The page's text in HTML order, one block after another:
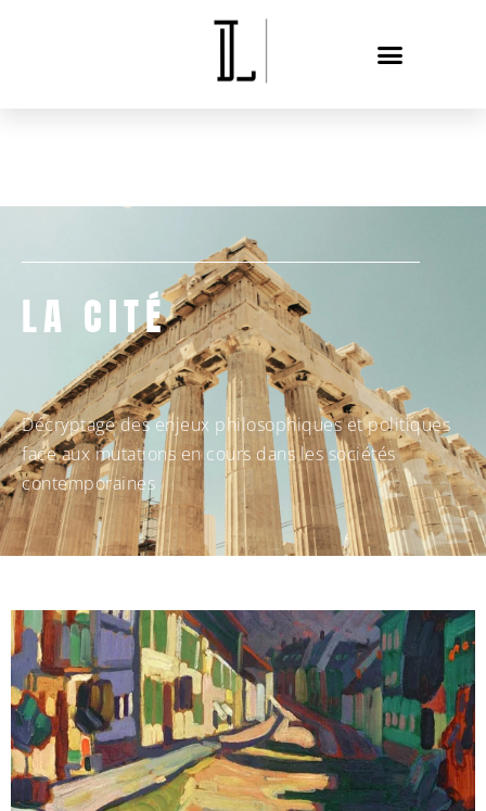
LA CITÉ
Décryptage des enjeux philosophiques et politiques
face aux mutations en cours dans les sociétés
contemporaines